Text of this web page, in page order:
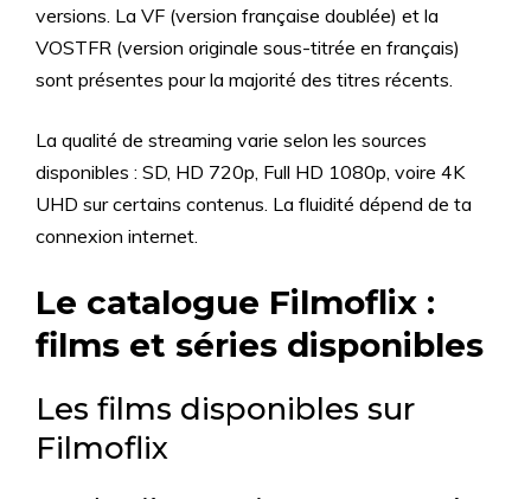
versions. La VF (version française doublée) et la
VOSTFR (version originale sous-titrée en français)
sont présentes pour la majorité des titres récents.
La qualité de streaming varie selon les sources
disponibles : SD, HD 720p, Full HD 1080p, voire 4K
UHD sur certains contenus. La fluidité dépend de ta
connexion internet.
Le catalogue Filmoflix :
films et séries disponibles
Les films disponibles sur
Filmoflix